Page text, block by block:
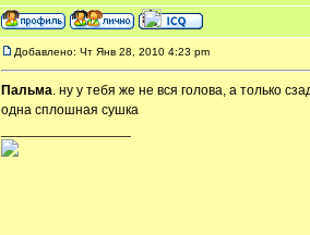
Добавлено: Чт Янв 28, 2010 4:23 pm
Пальма. ну у тебя же не вся голова, а только
одна сплошная сушка